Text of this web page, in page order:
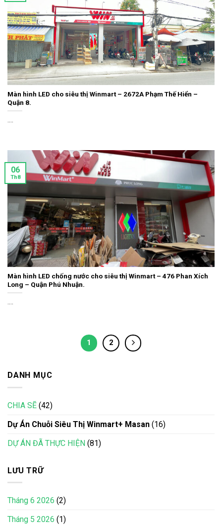
Màn hình LED cho siêu thị Winmart – 2672A Phạm Thế Hiển –
Quận 8.
Màn hình LED chống nước cho siêu thị Winmart – 476 Phan Xích
Long – Quận Phú Nhuận.
06
Th8
1 2
DANH MỤC
CHIA SẼ (42)
Dự Án Chuỗi Siêu Thị Winmart+ Masan (16)
DỰ ÁN ĐÃ THỰC HIỆN (81)
LƯU TRỮ
Tháng 6 2026 (2)
Tháng 5 2026 (1)